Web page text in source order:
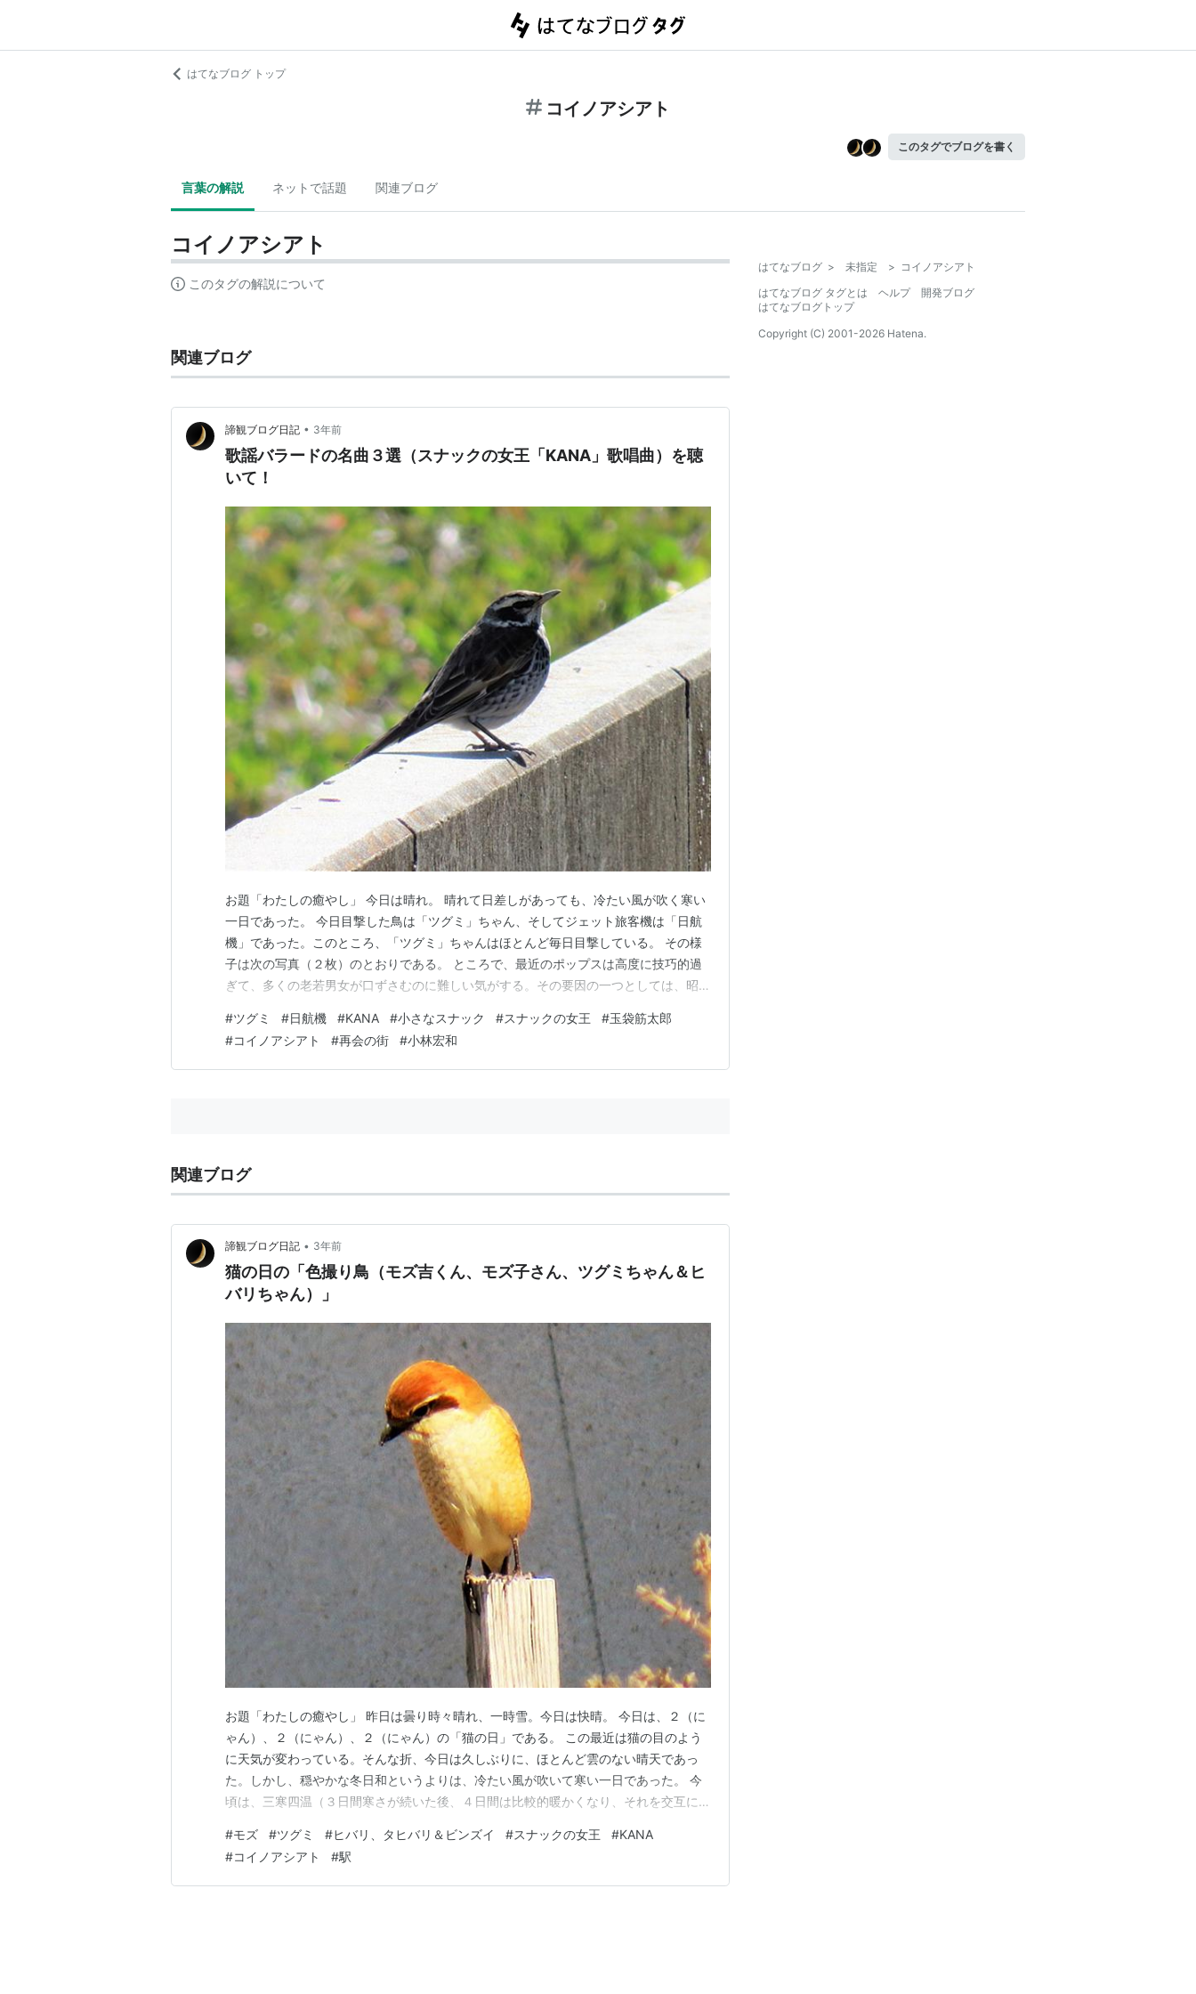
はてなブログ トップ
コイノアシアト
このタグでブログを書く
言葉の解説 ネットで話題 関連ブログ
コイノアシアト
このタグの解説について
関連ブログ
諦観ブログ日記 • 3年前
歌謡バラードの名曲３選（スナックの女王「KANA」歌唱曲）を聴
いて！
お題「わたしの癒やし」 今日は晴れ。 晴れて日差しがあっても、冷たい風が吹く寒い
一日であった。 今日目撃した鳥は「ツグミ」ちゃん、そしてジェット旅客機は「日航
機」であった。このところ、「ツグミ」ちゃんはほとんど毎日目撃している。 その様
子は次の写真（２枚）のとおりである。 ところで、最近のポップスは高度に技巧的過
ぎて、多くの老若男女が口ずさむのに難しい気がする。その要因の一つとしては、昭和
歌手「KANA（旧芸名/可奈）」さんの歌唱曲は、１９７０年後半～８０年代の歌謡サ
ウンド調とのネット評価もある（注１）くらい、昭和の…
#ツグミ #日航機 #KANA #小さなスナック #スナックの女王 #玉袋筋太郎
#コイノアシアト #再会の街 #小林宏和
関連ブログ
諦観ブログ日記 • 3年前
猫の日の「色撮り鳥（モズ吉くん、モズ子さん、ツグミちゃん＆ヒ
バリちゃん）」
お題「わたしの癒やし」 昨日は曇り時々晴れ、一時雪。今日は快晴。 今日は、２（に
ゃん）、２（にゃん）、２（にゃん）の「猫の日」である。 この最近は猫の目のよう
に天気が変わっている。そんな折、今日は久しぶりに、ほとんど雲のない晴天であっ
た。しかし、穏やかな冬日和というよりは、冷たい風が吹いて寒い一日であった。 今
頃は、三寒四温（３日間寒さが続いた後、４日間は比較的暖かくなり、それを交互に繰
日の色撮り鳥は、モズ吉くん、モズ子さん、ツグミちゃん＆ヒバリちゃんである。 そ
れらの様子は次の写真（Twitter投稿を含め、計２６…
#モズ #ツグミ #ヒバリ、タヒバリ＆ビンズイ #スナックの女王 #KANA
#コイノアシアト #駅
はてなブログ > 未指定 > コイノアシアト
はてなブログ タグとは
ヘルプ
開発ブログ
はてなブログトップ
Copyright (C) 2001-2026 Hatena.